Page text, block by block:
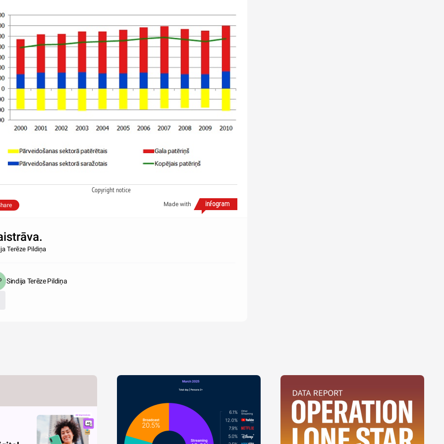
Copyright notice
Made with
Terēze Pildiņa
Sindija Terēze Pildiņa